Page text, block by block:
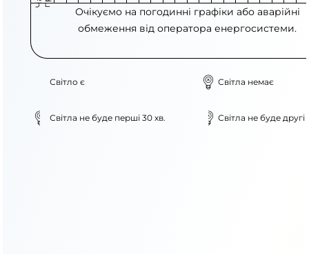
Очікуємо на погодинні графіки або аварійні
обмеження від оператора енергосистеми.
Світло є Світла немає
Світла не буде перші 30 хв. Світла не буде другі